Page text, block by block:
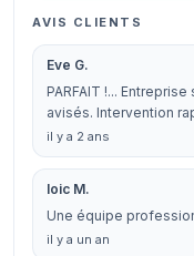
AVIS CLIENTS
Eve G.
PARFAIT !...
avisés. Intervention
il y a 2 ans
loic M.
Une équipe
il y a un an